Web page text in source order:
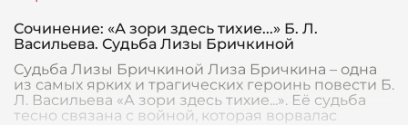
Сочинение: «А зори здесь тихие...» Б. Л.
Васильева. Судьба Лизы Бричкиной
Судьба Лизы Бричкиной Лиза Бричкина – одна
из самых ярких и трагических героинь повести Б.
Л. Васильева «А зори здесь тихие...». Её судьба
тесно связана с войной, которая ворвалас